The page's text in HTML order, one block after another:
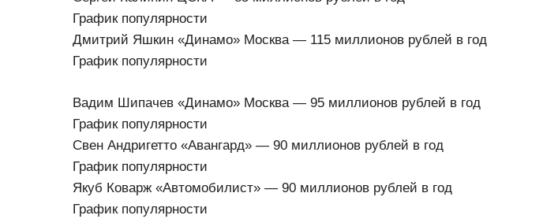
График популярности
Дмитрий Яшкин «Динамо» Москва — 115 миллионов рублей в год
График популярности
Вадим Шипачев «Динамо» Москва — 95 миллионов рублей в год
График популярности
Свен Андригетто «Авангард» — 90 миллионов рублей в год
График популярности
Якуб Коварж «Автомобилист» — 90 миллионов рублей в год
График популярности